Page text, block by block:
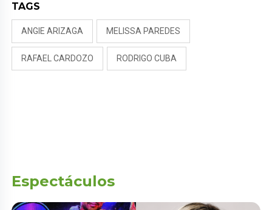
TAGS
ANGIE ARIZAGA MELISSA PAREDES
RAFAEL CARDOZO RODRIGO CUBA
Espectáculos